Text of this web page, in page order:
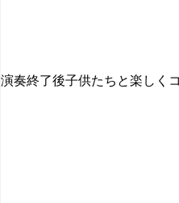
演奏終了後子供たちと楽しく